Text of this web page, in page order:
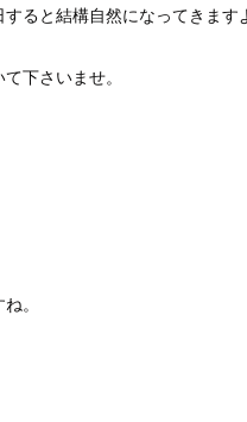
ると結構自然になってきます
下さいませ。
。